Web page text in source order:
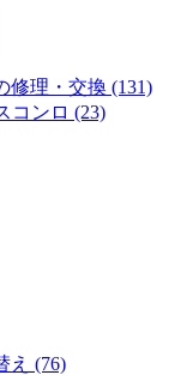
修理・交換 (131)
コンロ (23)
え (76)